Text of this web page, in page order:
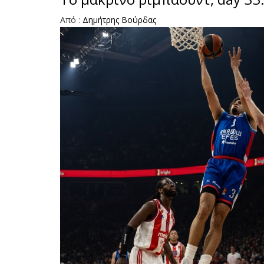
Από : Δημήτρης Bούρδας